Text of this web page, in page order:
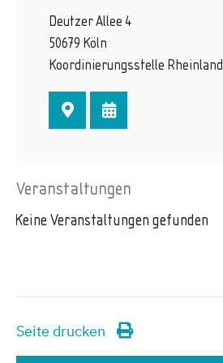
Deutzer Allee 4
50679 Köln
Koordinierungsstelle Rheinland
Veranstaltungen
Keine Veranstaltungen gefunden
Seite drucken